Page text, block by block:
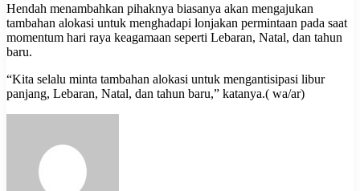
Hendah menambahkan pihaknya biasanya akan mengajukan
tambahan alokasi untuk menghadapi lonjakan permintaan pada saat
momentum hari raya keagamaan seperti Lebaran, Natal, dan tahun
baru.
“Kita selalu minta tambahan alokasi untuk mengantisipasi libur
panjang, Lebaran, Natal, dan tahun baru,” katanya.( wa/ar)